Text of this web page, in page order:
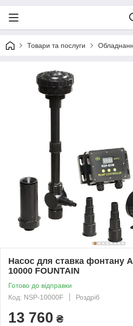
Товари та послуги
Насос для ставка фонтану
10000 FOUNTAIN
Готово до відправки
Код: NSP-10000F
Роздріб
13 760 ₴